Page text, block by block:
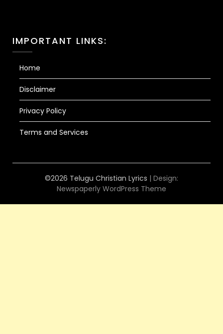
IMPORTANT LINKS:
Home
Disclaimer
Privacy Policy
Terms and Services
©2026 Telugu Christian Lyrics | Design:
Newspaperly WordPress Theme